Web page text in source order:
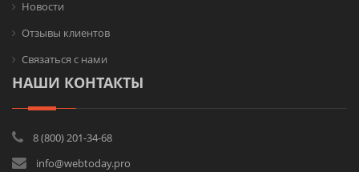
Новости
Отзывы клиентов
Связаться с нами
НАШИ КОНТАКТЫ
8 (800) 201-34-68
info@webtoday.pro